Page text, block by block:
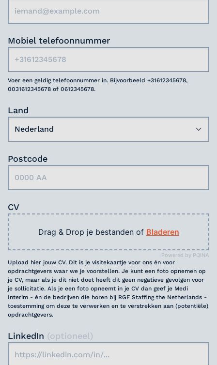
Mobiel telefoonnummer
Voer een geldig telefoonnummer in. Bijvoorbeeld +31612345678,
0031612345678 of 0612345678.
Land
Postcode
CV
Powered by PQINA
Drag & Drop je bestanden of Bladeren
Upload hier jouw CV. Dit is je visitekaartje voor ons én voor
opdrachtgevers waar we je voorstellen. Je kunt een foto opnemen op
je CV, maar als je dit niet doet heeft dit geen negatieve gevolgen voor
je sollicitatie. Als je een foto opneemt in je CV dan geef je Medi
Interim - én de bedrijven die horen bij RGF Staffing the Netherlands -
toestemming om deze te verwerken en te verstrekken aan (potentiële)
opdrachtgevers.
LinkedIn (optioneel)